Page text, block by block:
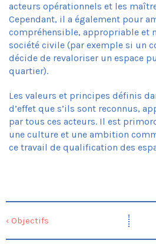
Rue
Rue
acteurs opérationnels et les
Cependant, il a également pour
compréhensible, appropriable et
société civile (par exemple si un
décide de revaloriser un espace
quartier).
Les valeurs et principes définis
d’effet que s’ils sont reconnus,
par tous ces acteurs. Il est
une culture et une ambition
ce travail de qualification des
‹ Objectifs